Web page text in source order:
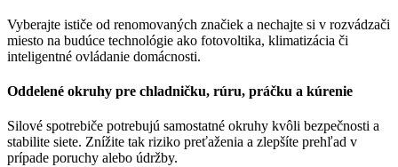
Vyberajte ističe od renomovaných značiek a nechajte si v rozvádzači
miesto na budúce technológie ako fotovoltika, klimatizácia či
inteligentné ovládanie domácnosti.
Oddelené okruhy pre chladničku, rúru, práčku a kúrenie
Silové spotrebiče potrebujú samostatné okruhy kvôli bezpečnosti a
stabilite siete. Znížite tak riziko preťaženia a zlepšíte prehľad v
prípade poruchy alebo údržby.